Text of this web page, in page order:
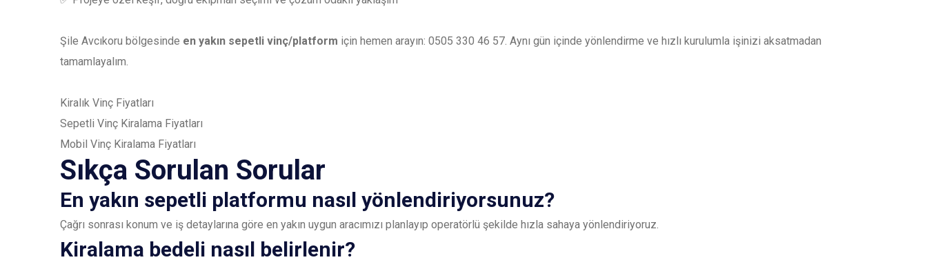
Şile Avcıkoru bölgesinde en yakın sepetli vinç/platform için hemen arayın: 0505 330 46 57. Aynı gün içinde yönlendirme ve hızlı kurulumla işinizi aksatmadan
tamamlayalım.
Kiralık Vinç Fiyatları
Sepetli Vinç Kiralama Fiyatları
Mobil Vinç Kiralama Fiyatları
Sıkça Sorulan Sorular
En yakın sepetli platformu nasıl yönlendiriyorsunuz?
Çağrı sonrası konum ve iş detaylarına göre en yakın uygun aracımızı planlayıp operatörlü şekilde hızla sahaya yönlendiriyoruz.
Kiralama bedeli nasıl belirlenir?